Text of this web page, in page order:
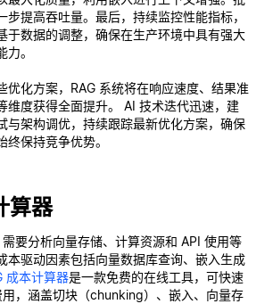
步提高吞吐量。最后，持续监控性能指标，
于数据的调整，确保在生产环境中具有强大
。
优化方案，RAG 系统将在响应速度、结果准
维度获得全面提升。 AI 技术迭代迅速，建
与架构调优，持续跟踪最新优化方案，确保
保持竞争优势。
算器
要分析向量存储、计算资源和 API 使用等
本驱动因素包括向量数据库查询、嵌入生成
成本计算器是一款免费的在线工具，可快速
用，涵盖切块（chunking）、嵌入、向量存